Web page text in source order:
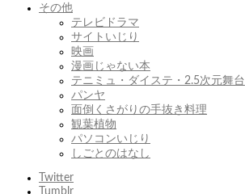
その他
テレビドラマ
サイトいじり
映画
漫画じゃない本
テニミュ・ダイステ・2.5次元舞台
パンヤ
面倒くさがりの手抜き料理
観葉植物
パソコンいじり
しごとのはなし
Twitter